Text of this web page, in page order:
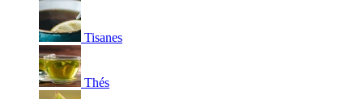
Tisanes
Thés